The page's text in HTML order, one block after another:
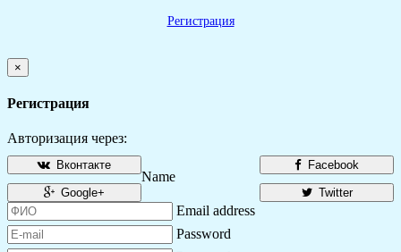
Регистрация
×
Регистрация
Авторизация через:
Facebook
Вконтакте
Twitter
Google+
Name
Email address
Password